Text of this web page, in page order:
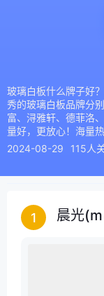
玻璃白板什么牌子好
秀的玻璃白板品牌分
富、浔雅轩、德菲洛
量好，更放心！海量
2024-08-29
115人
1 晨光